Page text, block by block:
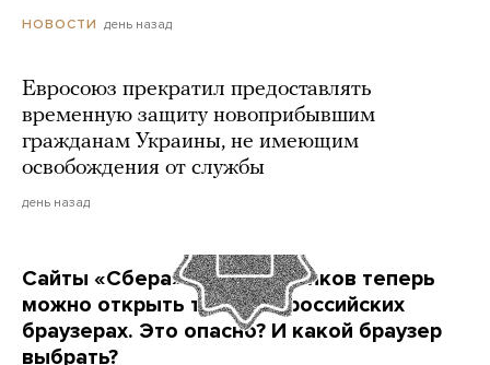
НОВОСТИ день назад
Евросоюз прекратил предоставлять
временную защиту новоприбывшим
гражданам Украины, не имеющим
освобождения от службы
день назад
Сайты «Сбера» и других банков теперь
можно открыть только в российских
браузерах. Это опасно? И какой браузер
выбрать?